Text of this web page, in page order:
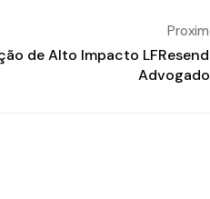
de Alto Impacto